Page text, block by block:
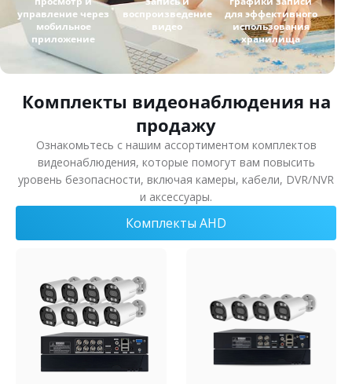
управление через
мобильное
приложение
воспроизведение
видео
для эффективного
использования
хранилища
Комплекты видеонаблюдения на
продажу
Ознакомьтесь с нашим ассортиментом комплектов
видеонаблюдения, которые помогут вам повысить
уровень безопасности, включая камеры, кабели, DVR/NVR
и аксессуары.
Комплекты AHD